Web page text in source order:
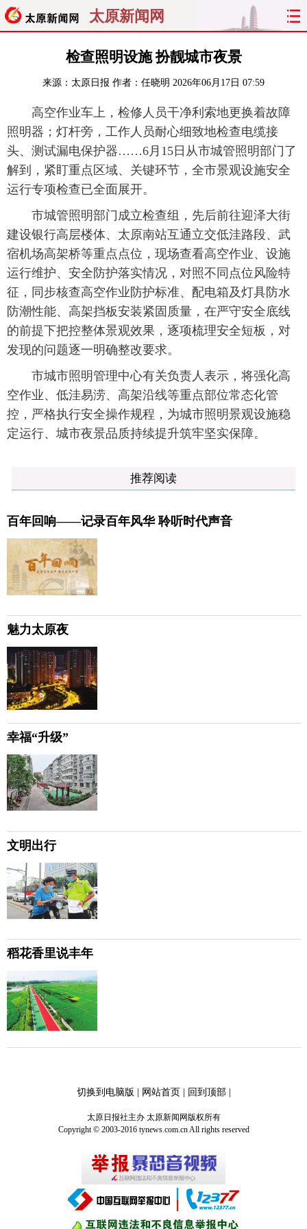
太原新闻网
聚焦 太原
经济 关注 文明 出行
纵横 曝光 综合 专题
旅游 理财 政务 教育
看天下 晋月读
太原日报 太原晚报 热评 社区
检查照明设施 扮靓城市夜景
来源： 太原日报 作者：任晓明 2026年06月17日 07:59
高空作业车上，检修人员干净利索地更换着故障
照明器；灯杆旁，工作人员耐心细致地检查电缆接
头、测试漏电保护器……6月15日从市城管照明部门了
解到，紧盯重点区域、关键环节，全市景观设施安全
运行专项检查已全面展开。
市城管照明部门成立检查组，先后前往迎泽大街
建设银行高层楼体、太原南站互通立交低洼路段、武
宿机场高架桥等重点点位，现场查看高空作业、设施
运行维护、安全防护落实情况，对照不同点位风险特
征，同步核查高空作业防护标准、配电箱及灯具防水
防潮性能、高架挡板安装紧固质量，在严守安全底线
的前提下把控整体景观效果，逐项梳理安全短板，对
发现的问题逐一明确整改要求。
市城市照明管理中心有关负责人表示，将强化高
空作业、低洼易涝、高架沿线等重点部位常态化管
控，严格执行安全操作规程，为城市照明景观设施稳
定运行、城市夜景品质持续提升筑牢坚实保障。
推荐阅读
百年回响——记录百年风华 聆听时代声音
魅力太原夜
幸福“升级”
文明出行
稻花香里说丰年
切换到电脑版 | 网站首页| 回到顶部|
太原日报社主办 太原新闻网版权所有
Copyright © 2003-2016 tynews.com.cn All rights reserved